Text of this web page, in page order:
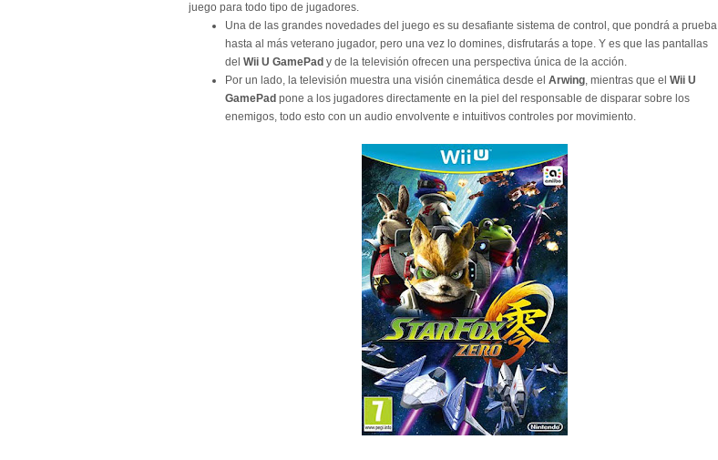
juego para todo tipo de jugadores.
Una de las grandes novedades del juego es su desafiante sistema de control, que pondrá a prueba
hasta al más veterano jugador, pero una vez lo domines, disfrutarás a tope. Y es que las pantallas
del Wii U GamePad y de la televisión ofrecen una perspectiva única de la acción.
Por un lado, la televisión muestra una visión cinemática desde el Arwing, mientras que el Wii U
GamePad pone a los jugadores directamente en la piel del responsable de disparar sobre los
enemigos, todo esto con un audio envolvente e intuitivos controles por movimiento.